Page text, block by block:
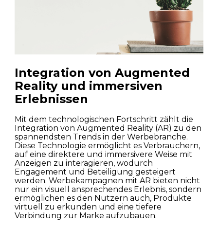
Integration von Augmented
Reality und immersiven
Erlebnissen
Mit dem technologischen Fortschritt zählt die
Integration von Augmented Reality (AR) zu den
spannendsten Trends in der Werbebranche.
Diese Technologie ermöglicht es Verbrauchern,
auf eine direktere und immersivere Weise mit
Anzeigen zu interagieren, wodurch
Engagement und Beteiligung gesteigert
werden. Werbekampagnen mit AR bieten nicht
nur ein visuell ansprechendes Erlebnis, sondern
ermöglichen es den Nutzern auch, Produkte
virtuell zu erkunden und eine tiefere
Verbindung zur Marke aufzubauen.